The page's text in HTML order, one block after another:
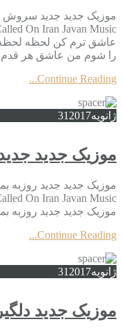
عاشق ترم کن لحظه
را شوم من عاشق هر قدم
Continue Reading...
ژانویه 31 2017
موزیک جدید جديد
موزیک جدید جديد روزبه
Continue Reading...
ژانویه 31 2017
موزیک جدید